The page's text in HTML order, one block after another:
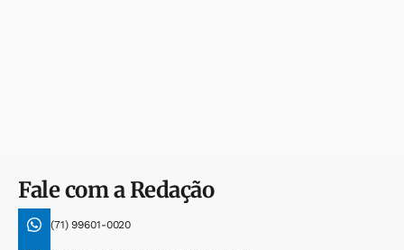
Fale com a Redação
(71) 99601-0020